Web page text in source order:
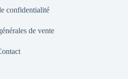
confidentialité
de vente